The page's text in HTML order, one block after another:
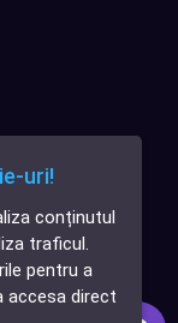
✕
uri!
conținutul
traficul.
pentru a
accesa direct